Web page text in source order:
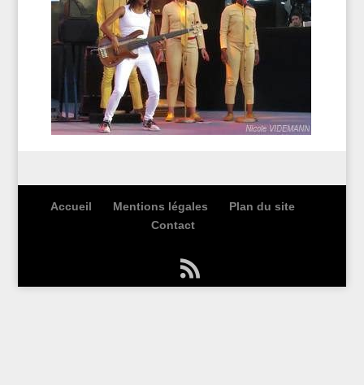
Accueil Mentions légales
Plan du site
Contact